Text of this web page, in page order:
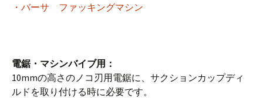
・バーサ ファッキングマシン
電鋸・マシンバイブ用：
10mmの高さのノコ刃用電鋸に、サクションカップディ
ルドを取り付ける時に必要です。